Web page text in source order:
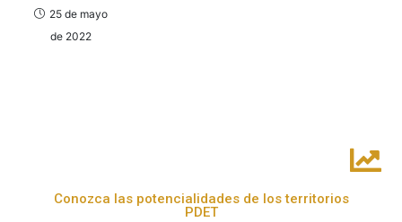
25 de mayo
de 2022
Conozca las potencialidades de los territorios
PDET